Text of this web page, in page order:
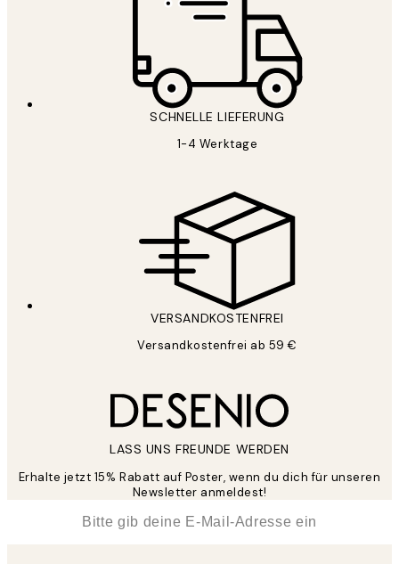
SCHNELLE LIEFERUNG
1-4 Werktage
VERSANDKOSTENFREI
Versandkostenfrei ab 59 €
LASS UNS FREUNDE WERDEN
Erhalte jetzt 15% Rabatt auf Poster, wenn du dich für unseren
Newsletter anmeldest!